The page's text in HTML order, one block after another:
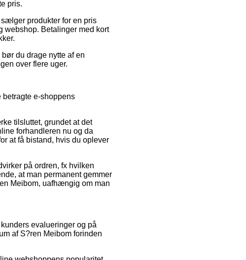
pris.
produkter for en pris
Betalinger med kort
du drage nytte af en
over flere uger.
betragte e-shoppens
tilsluttet, grundet at det
forhandleren nu og da
at få bistand, hvis du oplever
på ordren, fx hvilken
at man permanent gemmer
Meibom, uafhængig om man
evalueringer og på
af S?ren Meibom forinden